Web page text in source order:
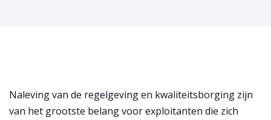
Naleving van de regelgeving en kwaliteitsborging zijn
van het grootste belang voor exploitanten die zich